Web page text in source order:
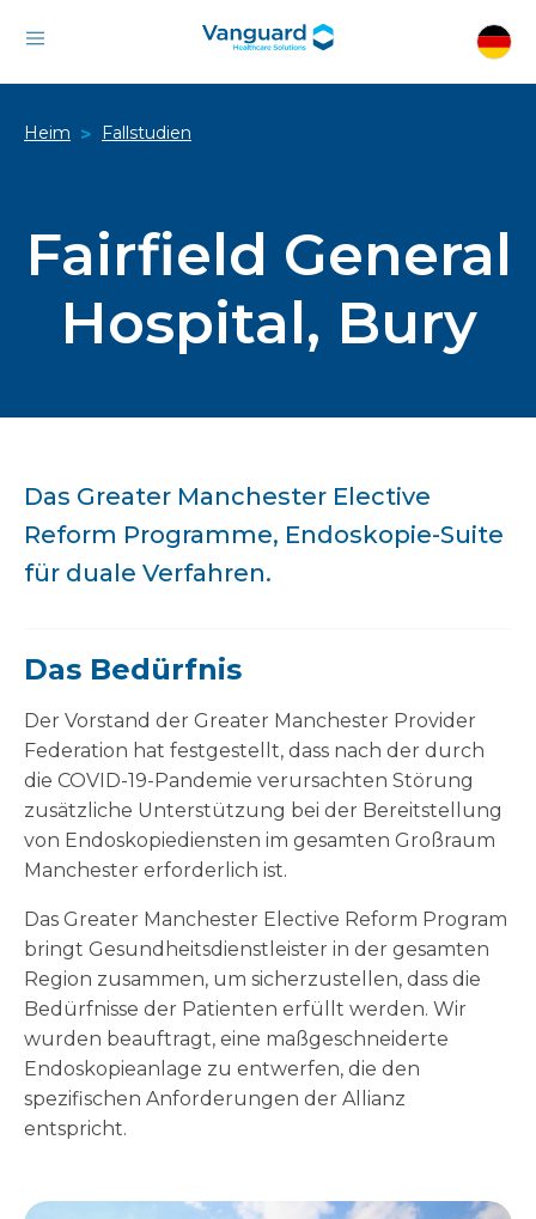
Heim > Fallstudien
Fairfield General
Hospital, Bury
Das Greater Manchester Elective
Reform Programme, Endoskopie-Suite
für duale Verfahren.
Das Bedürfnis
Der Vorstand der Greater Manchester Provider
Federation hat festgestellt, dass nach der durch
die COVID-19-Pandemie verursachten Störung
zusätzliche Unterstützung bei der Bereitstellung
von Endoskopiediensten im gesamten Großraum
Manchester erforderlich ist.
Das Greater Manchester Elective Reform Program
bringt Gesundheitsdienstleister in der gesamten
Region zusammen, um sicherzustellen, dass die
Bedürfnisse der Patienten erfüllt werden. Wir
wurden beauftragt, eine maßgeschneiderte
Endoskopieanlage zu entwerfen, die den
spezifischen Anforderungen der Allianz
entspricht.